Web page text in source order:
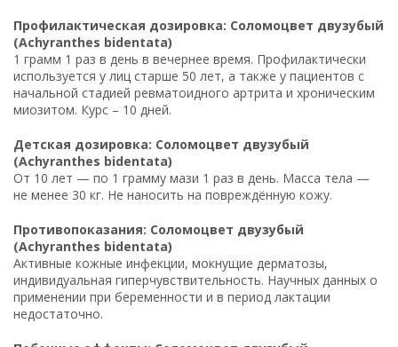
Профилактическая дозировка: Соломоцвет двузубый
(Achyranthes bidentata)
1 грамм 1 раз в день в вечернее время. Профилактически
используется у лиц старше 50 лет, а также у пациентов с
начальной стадией ревматоидного артрита и хроническим
миозитом. Курс – 10 дней.
Детская дозировка: Соломоцвет двузубый
(Achyranthes bidentata)
От 10 лет — по 1 грамму мази 1 раз в день. Масса тела —
не менее 30 кг. Не наносить на повреждённую кожу.
Противопоказания: Соломоцвет двузубый
(Achyranthes bidentata)
Активные кожные инфекции, мокнущие дерматозы,
индивидуальная гиперчувствительность. Научных данных о
применении при беременности и в период лактации
недостаточно.